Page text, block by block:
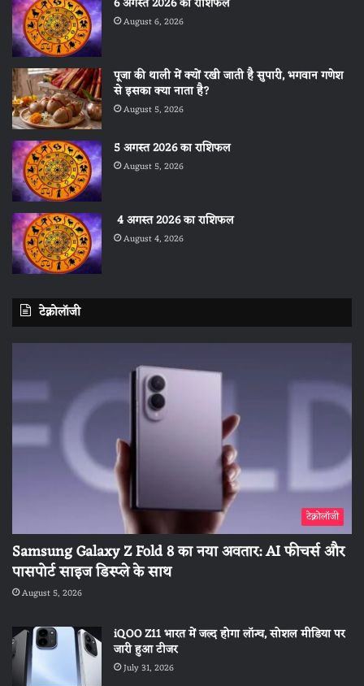
August 6, 2026
पूजा की थाली में क्यों रखी जाती है सुपारी, भगवान गणेश
से इसका क्या नाता है?
August 5, 2026
5 अगस्त 2026 का राशिफल
August 5, 2026
4 अगस्त 2026 का राशिफल
August 4, 2026
टेक्नोलॉजी
टेक्नोलॉजी
Samsung Galaxy Z Fold 8 का नया अवतार: AI फीचर्स और
पासपोर्ट साइज डिस्प्ले के साथ
August 5, 2026
iQOO Z11 भारत में जल्द होगा लॉन्च, सोशल मीडिया पर
जारी हुआ टीजर
July 31, 2026